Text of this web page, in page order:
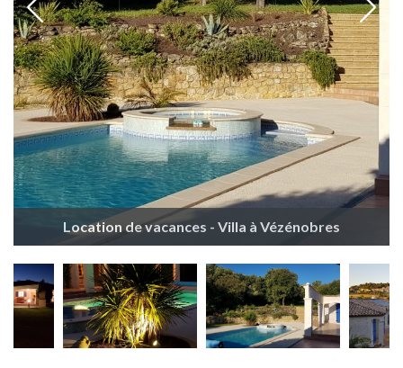
Location de vacances - Villa à Vézénobres